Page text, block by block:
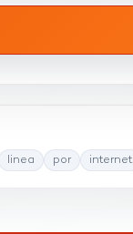
linea por internet